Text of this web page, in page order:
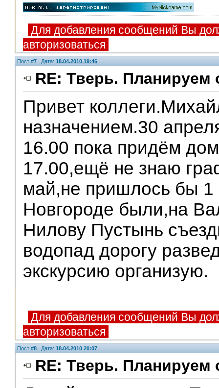
Для добавления сообщений Вы
авторизоваться
Пост #7 Дата: 18.04.2010 19:46
RE: Тверь. Планируем
Привет
назначением.30
16.00 пока придём
17.00,ещё не знаю
май,не пришлось бы 1
Новгороде были,на
Нилову Пустынь
водопад дорогу
экскурсию организую.
Для добавления сообщений Вы
авторизоваться
Пост #8 Дата: 18.04.2010 20:07
RE: Тверь. Планируем